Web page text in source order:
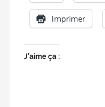
Imprimer
J’aime ça :